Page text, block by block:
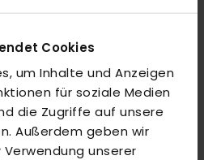
Cookies
um Inhalte und Anzeigen
für soziale Medien
die Zugriffe auf unsere
Außerdem geben wir
unserer